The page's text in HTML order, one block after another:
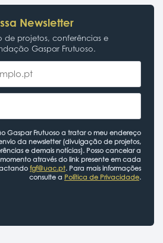
Newsletter
projetos, conferências e
Gaspar Frutuoso.
Gaspar Frutuoso a tratar o meu endereço
da newsletter (divulgação de projetos,
e demais notícias). Posso cancelar a
através do link presente em cada
fgf@uac.pt. Para mais informações
consulte a Política de Privacidade.